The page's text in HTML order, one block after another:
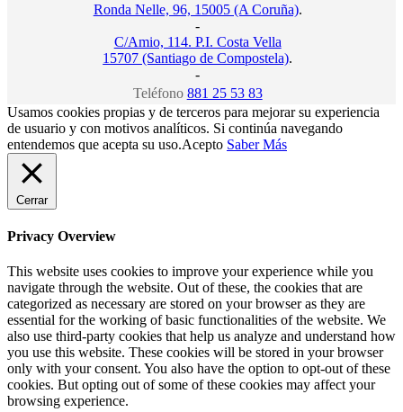
Ronda Nelle, 96, 15005 (A Coruña).
-
C/Amio, 114. P.I. Costa Vella
15707 (Santiago de Compostela).
-
Teléfono 881 25 53 83
Usamos cookies propias y de terceros para mejorar su experiencia
de usuario y con motivos analíticos. Si continúa navegando
entendemos que acepta su uso.Acepto Saber Más
Cerrar
Privacy Overview
This website uses cookies to improve your experience while you
navigate through the website. Out of these, the cookies that are
categorized as necessary are stored on your browser as they are
essential for the working of basic functionalities of the website. We
also use third-party cookies that help us analyze and understand how
you use this website. These cookies will be stored in your browser
only with your consent. You also have the option to opt-out of these
cookies. But opting out of some of these cookies may affect your
browsing experience.